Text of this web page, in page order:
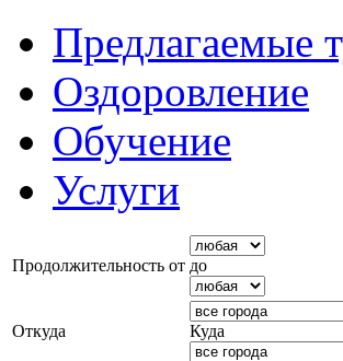
Предлагаемые
Оздоровление
Обучение
Услуги
Продолжительность от до
Откуда Куда